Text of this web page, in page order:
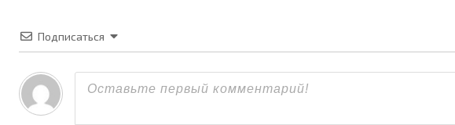
Подписаться